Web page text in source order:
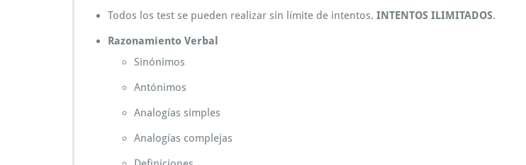
Todos los test se pueden realizar sin límite de intentos. INTENTOS ILIMITADOS.
Razonamiento Verbal
Sinónimos
Antónimos
Analogías simples
Analogías complejas